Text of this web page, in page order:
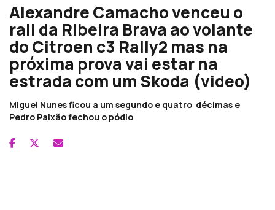
Alexandre Camacho venceu o
rali da Ribeira Brava ao volante
do Citroen c3 Rally2 mas na
próxima prova vai estar na
estrada com um Skoda (video)
Miguel Nunes ficou a um segundo e quatro décimas e
Pedro Paixão fechou o pódio